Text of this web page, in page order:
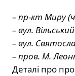
– пр-кт Миру
– вул.
– вул.
– пров. М.
Деталі про